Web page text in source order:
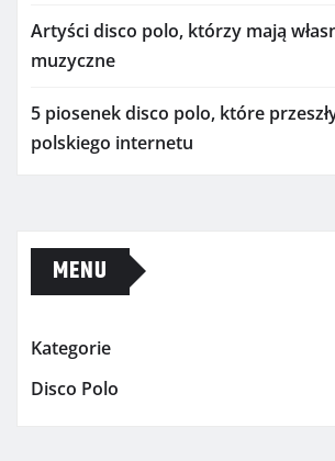
Artyści disco polo, którzy mają
muzyczne
5 piosenek disco polo, które
polskiego internetu
MENU
Kategorie
Disco Polo